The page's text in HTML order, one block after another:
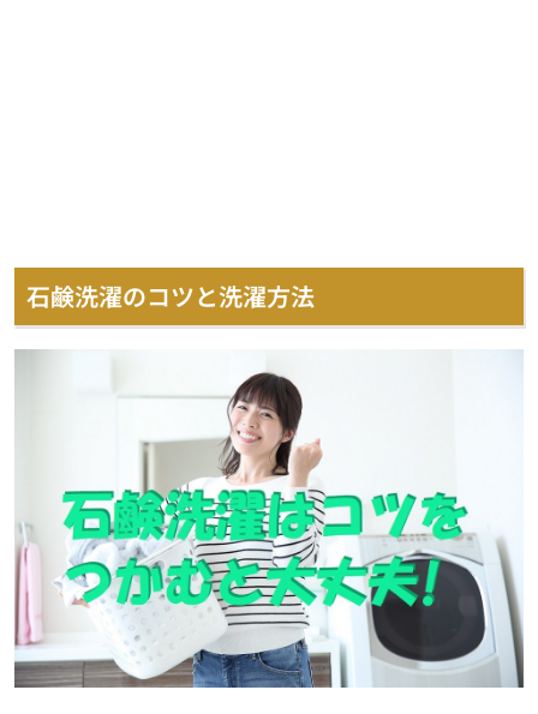
石鹸洗濯のコツと洗濯方法